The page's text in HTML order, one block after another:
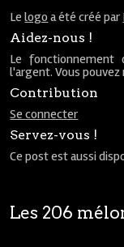
Lelogo a été créé par
Aidez-nous !
Le
l'argent. Vous
Contribution
Se connecter
Servez-vous !
Ce post est aussi
Les 206